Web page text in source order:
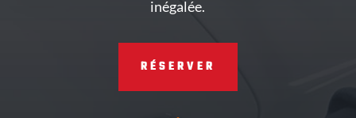
inégalée.
RÉSERVER